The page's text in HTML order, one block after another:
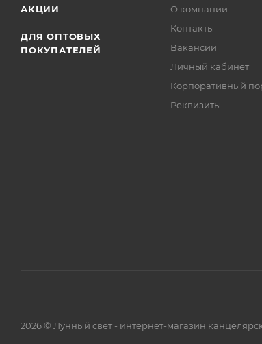
АКЦИИ
ДЛЯ ОПТОВЫХ
ПОКУПАТЕЛЕЙ
О компании
Контакты
Вакансии
Личный кабинет
Корпоративный
Реквизиты
2026 © Лунный свет - интернет-магазин